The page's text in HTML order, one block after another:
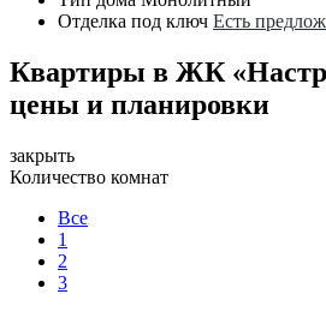
Отделка под ключ Есть
Квартиры в ЖК
цены и планировки
закрыть
Количество комнат
Все
1
2
3